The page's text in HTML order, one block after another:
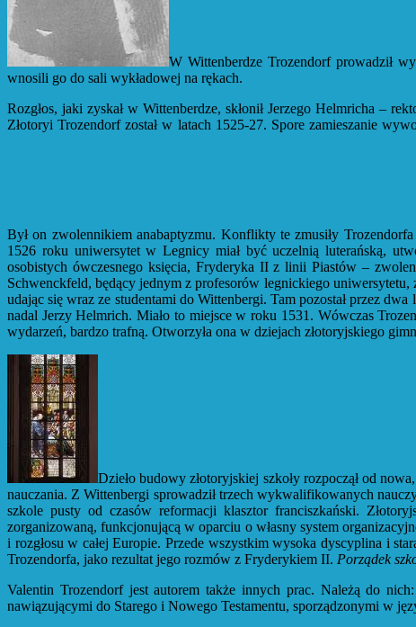
W Wittenberdze Trozendorf prowadził
wnosili go do sali wykładowej na rękach.
Rozgłos, jaki zyskał w Wittenberdze, skłonił Jerzego Helmricha –
Złotoryi Trozendorf został w latach 1525-27. Spore zamieszanie
Był on zwolennikiem anabaptyzmu. Konflikty te zmusiły
1526 roku uniwersytet w Legnicy miał być uczelnią luterańską,
osobistych ówczesnego księcia, Fryderyka II z linii Piastów –
Schwenckfeld, będący jednym z profesorów legnickiego uniwersytetu,
udając się wraz ze studentami do Wittenbergi. Tam pozostał przez
nadal Jerzy Helmrich. Miało to miejsce w roku 1531. Wówczas
wydarzeń, bardzo trafną. Otworzyła ona w dziejach złotoryjskiego
Dzieło budowy złotoryjskiej szkoły rozpoczął od
nauczania. Z Wittenbergi sprowadził trzech wykwalifikowanych
szkole pusty od czasów reformacji klasztor franciszkański.
zorganizowaną, funkcjonującą w oparciu o własny system
i rozgłosu w całej Europie. Przede wszystkim wysoka dyscyplina i
Trozendorfa, jako rezultat jego rozmów z Fryderykiem II. Porządek
Valentin Trozendorf jest autorem także innych prac. Należą do nich:
nawiązującymi do Starego i Nowego Testamentu, sporządzonymi w